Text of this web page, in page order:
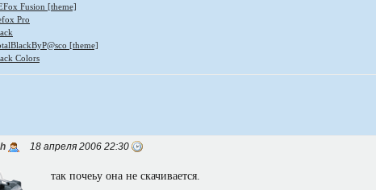
Fusion [theme]
Pro
[theme]
Colors
18 апреля 2006 22:30
так почеьу она не скачивается.